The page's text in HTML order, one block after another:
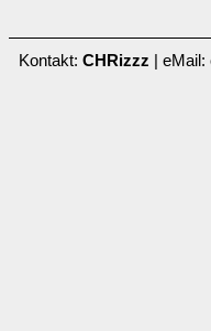
Kontakt: CHRizzz |